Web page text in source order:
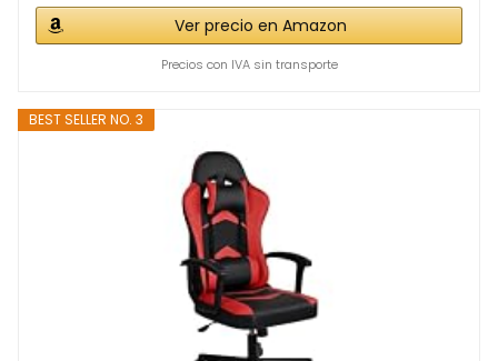
Ver precio en Amazon
Precios con IVA sin transporte
BEST SELLER NO. 3